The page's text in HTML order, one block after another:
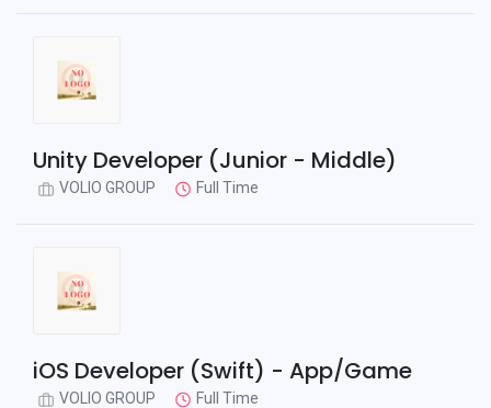
Unity Developer (Junior - Middle)
VOLIO GROUP Full Time
iOS Developer (Swift) - App/Game
VOLIO GROUP Full Time